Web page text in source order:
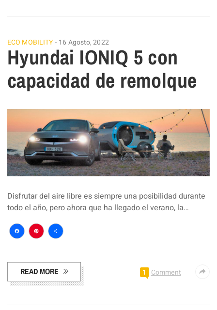
ECO MOBILITY 16 Agosto, 2022
Hyundai IONIQ 5 con
capacidad de remolque
Disfrutar del aire libre es siempre una posibilidad durante
todo el año, pero ahora que ha llegado el verano, la…
Facebook
Pinterest
Compartir
READ MORE 1 Comment